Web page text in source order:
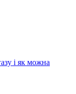
і як можна